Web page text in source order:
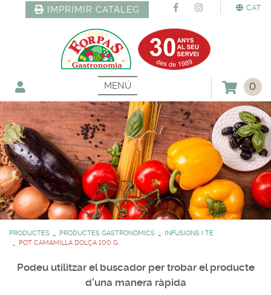
CAT
IMPRIMIR CATÀLEG
MENÚ 0
PRODUCTES PRODUCTES GASTRONOMICS
INFUSIONS I TE
POT CAMAMILLA DOLÇA 100 G.
Podeu utilitzar el buscador per trobar el producte
d'una manera ràpida